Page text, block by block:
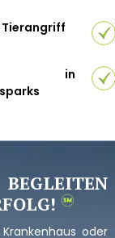
Tierangriff
in
oder